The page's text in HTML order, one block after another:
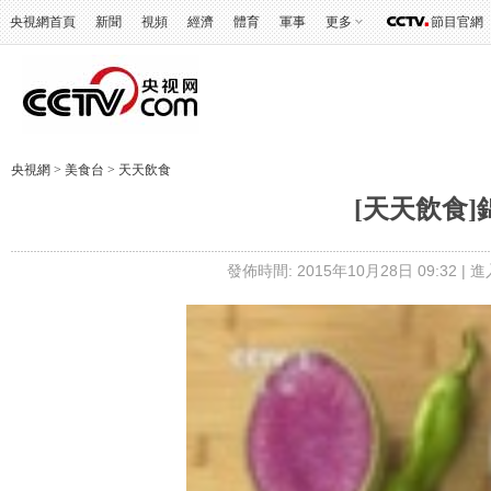
央視網首頁 新聞 視頻 經濟 體育 軍事 更多 節目官網
央視網 > 美食台 > 天天飲食
[天天飲食]
發佈時間: 2015年10月28日 09:32 | 進